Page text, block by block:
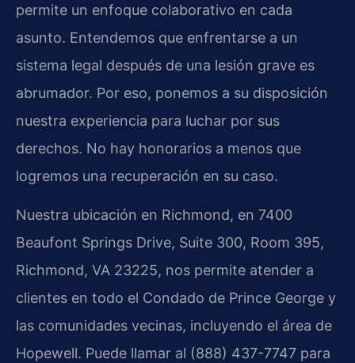
permite un enfoque colaborativo en cada
asunto. Entendemos que enfrentarse a un
sistema legal después de una lesión grave es
abrumador. Por eso, ponemos a su disposición
nuestra experiencia para luchar por sus
derechos. No hay honorarios a menos que
logremos una recuperación en su caso.
Nuestra ubicación en Richmond, en 7400
Beaufont Springs Drive, Suite 300, Room 395,
Richmond, VA 23225, nos permite atender a
clientes en todo el Condado de Prince George y
las comunidades vecinas, incluyendo el área de
Hopewell. Puede llamar al (888) 437-7747 para